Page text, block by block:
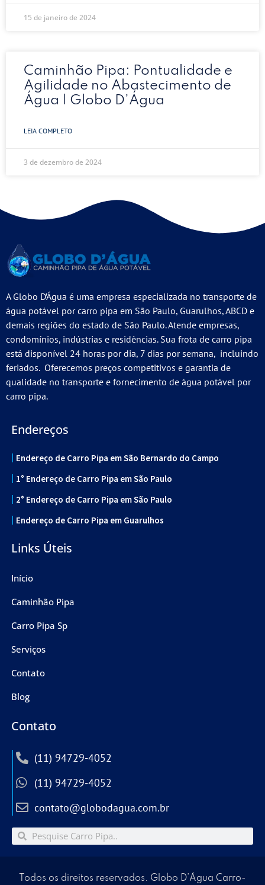
15 de janeiro de 2024
Caminhão Pipa: Pontualidade e
Agilidade no Abastecimento de
Água | Globo D’Água
LEIA COMPLETO
3 de dezembro de 2024
A Globo D’Água é uma empresa especializada no transporte de
água potável por carro pipa em São Paulo, Guarulhos, ABCD e
demais regiões do estado de São Paulo. Atende empresas,
condomínios, indústrias e residências. Sua frota de carro pipa
está disponível 24 horas por dia, 7 dias por semana, incluindo
feriados. Oferecemos preços competitivos e garantia de
qualidade no transporte e fornecimento de água potável por
carro pipa.
Endereços
Endereço de Carro Pipa em São Bernardo do Campo
1° Endereço de Carro Pipa em São Paulo
2° Endereço de Carro Pipa em São Paulo
Endereço de Carro Pipa em Guarulhos
Links Úteis
Início
Caminhão Pipa
Carro Pipa Sp
Serviços
Contato
Blog
Contato
(11) 94729-4052
(11) 94729-4052
contato@globodagua.com.br
Todos os direitos reservados. Globo D’Água Carro-